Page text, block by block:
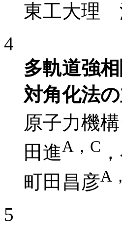
東工大理
4
多軌道強
対角化法
原子力機
田進A，C
町田昌彦A
5